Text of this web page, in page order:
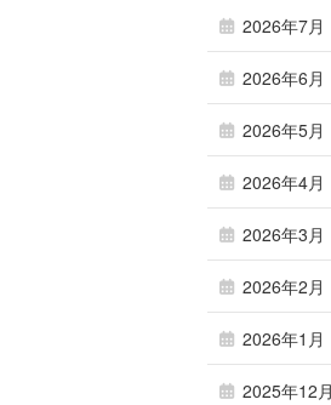
2026年7月
2026年6月
2026年5月
2026年4月
2026年3月
2026年2月
2026年1月
2025年12月